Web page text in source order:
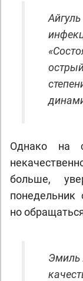
Однако на
больше,
понедельник
но
Эмиль